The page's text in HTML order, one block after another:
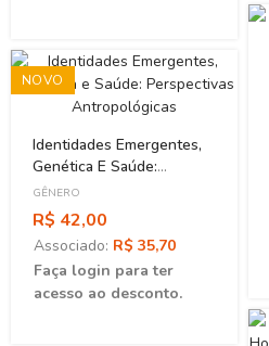
NOVO
Identidades Emergentes,
Genética E Saúde:
Perspectivas
Antropológicas
GÊNERO
R$ 42,00
Associado: R$ 35,70
Faça login para ter
acesso ao desconto.